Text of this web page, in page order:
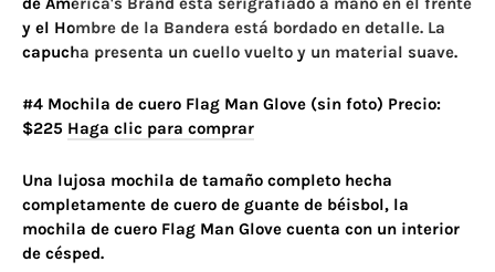
y el Hombre de la Bandera está bordado en detalle. La
capucha presenta un cuello vuelto y un material suave.
#4 Mochila de cuero Flag Man Glove (sin foto) Precio:
$225 Haga clic para comprar
Una lujosa mochila de tamaño completo hecha
completamente de cuero de guante de béisbol, la
mochila de cuero Flag Man Glove cuenta con un interior
de césped.